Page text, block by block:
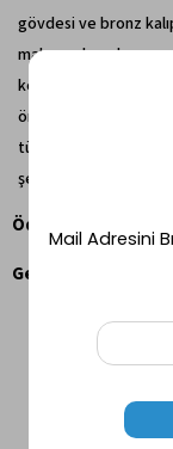
gövdesi ve bronz
makarna
kesici ve metal tepsi
öne çıkar. İsteğe
türleri hazırlayabilir
şefleriyle uyumlu
Ödeme Seçenekleri
Geri Bildirim Gönder
makarna yapma